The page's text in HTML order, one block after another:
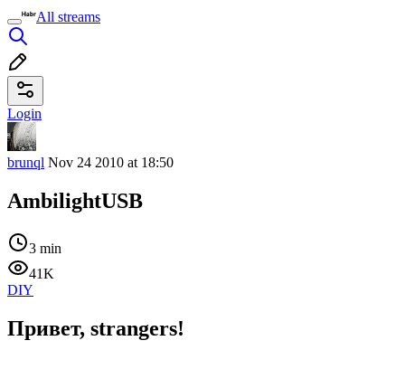
All streams
Login
brunql Nov 24 2010 at 18:50
AmbilightUSB
3 min
41K
DIY
Привет, strangers!